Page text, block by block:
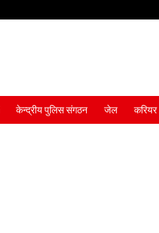
केन्द्रीय पुलिस संगठन जेल करियर